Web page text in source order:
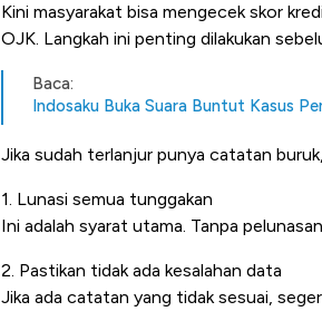
Kini masyarakat bisa mengecek skor
OJK. Langkah ini penting dilakukan
Baca:
Indosaku Buka Suara Buntut Kasus
Jika sudah terlanjur punya catatan
1. Lunasi semua tunggakan
Ini adalah syarat utama. Tanpa
2. Pastikan tidak ada kesalahan data
Jika ada catatan yang tidak sesuai,